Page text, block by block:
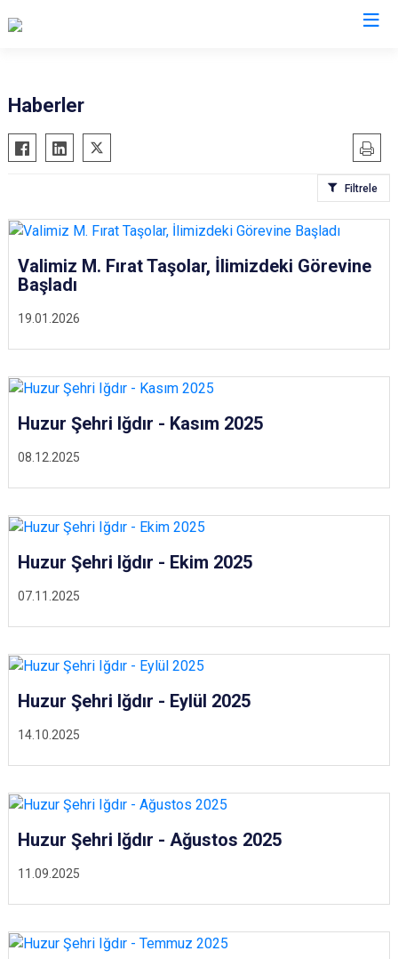
Haberler
Filtrele
19.01.2026
Valimiz M. Fırat Taşolar, İlimizdeki Görevine
Başladı
08.12.2025
Huzur Şehri Iğdır - Kasım 2025
07.11.2025
Huzur Şehri Iğdır - Ekim 2025
14.10.2025
Huzur Şehri Iğdır - Eylül 2025
11.09.2025
Huzur Şehri Iğdır - Ağustos 2025